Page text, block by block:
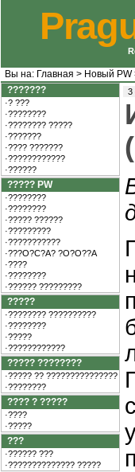
Вы на: Главная > Новый PW
???????
·? ???
·????????
·???????? ?????
·???????
·???? ???????
·????????????
·??????
????? PW
·????????
·????????
·????? ??????
·?????????
·???????????
·???O?C?A? ?O?O??A
·????
·????????
·?????? ?????????
?????
·???????? ??????????
·????????
·?????
·????????????
????? ????????
·????? ?? ???????????????
·????????
???? ? ?????
·????
·?????
???
·?????? ???
·?????????????? ?????
3